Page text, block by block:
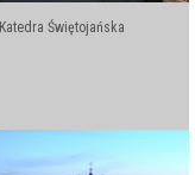
Katedra Świętojańska